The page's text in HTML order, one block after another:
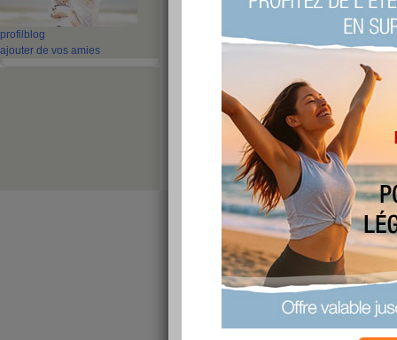
profil blog
ajouter de vos amies
‹ Préc. 1 2 3 4 5
Eh!!!!Oui....
publié le 03/07/2013 à 11:25
Aprés une trés longue absence me revoilà!!!!
Une pause a été la bienvenue plus de temps à
courtes nuits et mon régime WW, le site, mes
Donc j'ai choisis de faire un breack avec Aj et
domicile....ça m'a permit de me recentrer sur
Mes louloux vont bien, mon gd BB passe en ce2
Baby love ces nuits vont mieu on a dut le